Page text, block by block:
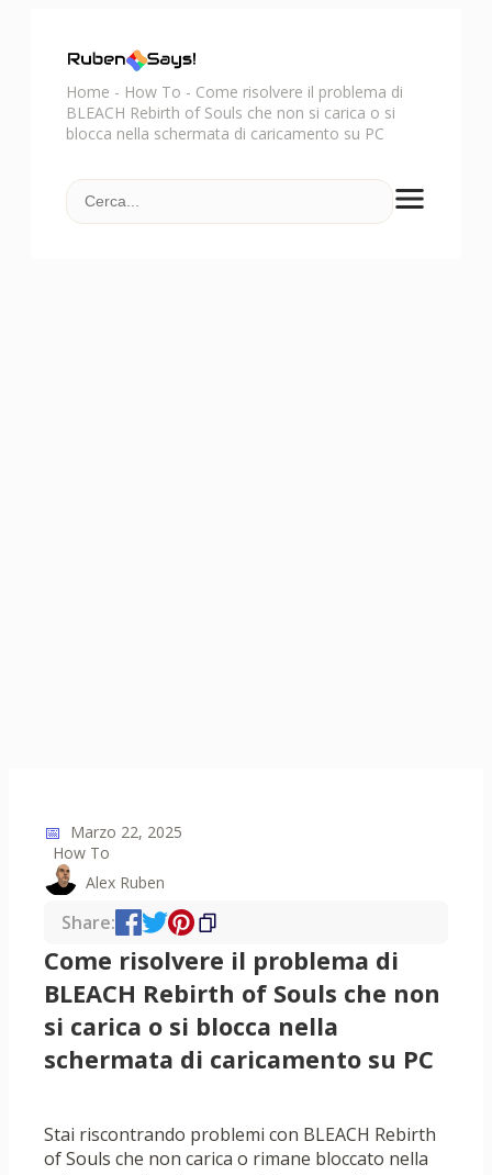
Home - How To - Come risolvere il problema di
BLEACH Rebirth of Souls che non si carica o si
blocca nella schermata di caricamento su PC
📅 Marzo 22, 2025
How To
Alex Ruben
Share:
Come risolvere il problema di
BLEACH Rebirth of Souls che non
si carica o si blocca nella
schermata di caricamento su PC
Stai riscontrando problemi con BLEACH Rebirth
of Souls che non carica o rimane bloccato nella